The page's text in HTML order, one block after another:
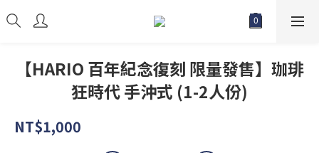
【HARIO 百年紀念復刻 限量發售】珈琲
狂時代 手沖式 (1-2人份)
NT$1,000